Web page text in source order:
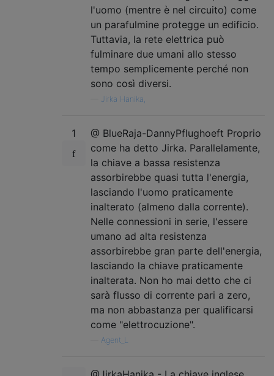
l'uomo (mentre è nel circuito) come
un parafulmine protegge un edificio.
Tuttavia, la rete elettrica può
fulminare due umani allo stesso
tempo semplicemente perché non
sono così diversi.
Jirka Hanika,
1
@ BlueRaja-DannyPflughoeft Proprio
come ha detto Jirka. Parallelamente,
la chiave a bassa resistenza
assorbirebbe quasi tutta l'energia,
lasciando l'uomo praticamente
inalterato (almeno dalla corrente).
Nelle connessioni in serie, l'essere
umano ad alta resistenza
assorbirebbe gran parte dell'energia,
lasciando la chiave praticamente
inalterata. Non ho mai detto che ci
sarà flusso di corrente pari a zero,
ma non abbastanza per qualificarsi
come "elettrocuzione".
Agent_L